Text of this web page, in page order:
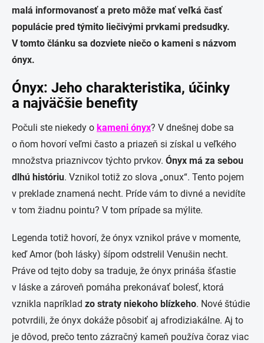
malá informovanosť a preto môže mať veľká časť
populácie pred týmito liečivými prvkami predsudky.
V tomto článku sa dozviete niečo o kameni s názvom
ónyx.
Ónyx: Jeho charakteristika, účinky
a najväčšie benefity
Počuli ste niekedy o kameni ónyx? V dnešnej dobe sa
o ňom hovorí veľmi často a priazeň si získal u veľkého
množstva priaznivcov týchto prvkov. Ónyx má za sebou
dlhú históriu. Vznikol totiž zo slova „onux“. Tento pojem
v preklade znamená necht. Príde vám to divné a nevidíte
v tom žiadnu pointu? V tom prípade sa mýlite.
Legenda totiž hovorí, že ónyx vznikol práve v momente,
keď Amor (boh lásky) šípom odstrelil Venušin necht.
Práve od tejto doby sa traduje, že ónyx prináša šťastie
v láske a zároveň pomáha prekonávať bolesť, ktorá
vznikla napríklad zo straty niekoho blízkeho. Nové štúdie
potvrdili, že ónyx dokáže pôsobiť aj afrodiziakálne. Aj to
je dôvod, prečo tento zázračný kameň používa čoraz viac